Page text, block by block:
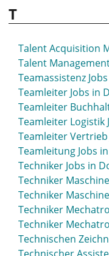
Selbständigkeit
SEO Jobs in
SEO Manager Jobs
Service Jobs in
Service-Berater
Servicekraft Jobs
Service Manager
Servicemitarbeiter
Servicetechniker
Sicherheit Jobs in
Sicherheitsdienst
Social Manager
Social Media Jobs
Social Media
T
Talent Acquisition
Talent
Teamassistenz
Teamleiter Jobs in
Teamleiter
Teamleiter Logistik
Teamleiter
Teamleitung Jobs
Techniker Jobs in
Techniker
Techniker
Techniker
Techniker
Technischen